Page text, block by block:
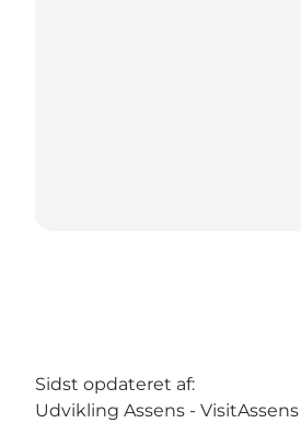
Sidst opdateret af:
Udvikling Assens - VisitAssens